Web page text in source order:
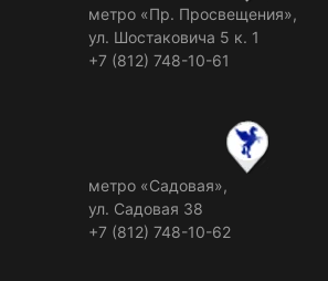
метро «Пр. Просвещения»,
ул. Шостаковича 5 к. 1
+7 (812) 748-10-61
метро «Садовая»,
ул. Садовая 38
+7 (812) 748-10-62